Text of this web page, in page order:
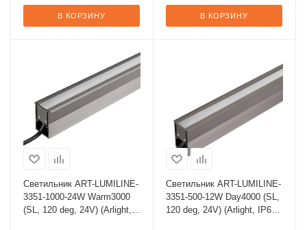
В КОРЗИНУ В КОРЗИНУ
Светильник ART-LUMILINE-
3351-1000-24W Warm3000
(SL, 120 deg, 24V) (Arlight,
Светильник ART-LUMILINE-
3351-500-12W Day4000 (SL,
120 deg, 24V) (Arlight, IP67